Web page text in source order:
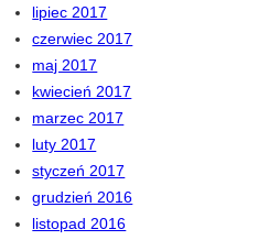
lipiec 2017
czerwiec 2017
maj 2017
kwiecień 2017
marzec 2017
luty 2017
styczeń 2017
grudzień 2016
listopad 2016